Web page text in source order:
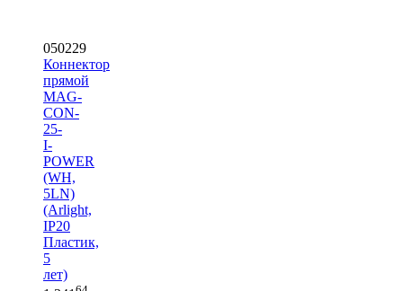
050229
Коннектор
прямой
MAG-
CON-
25-
I-
POWER
(WH,
5LN)
(Arlight,
IP20
Пластик,
5
лет)